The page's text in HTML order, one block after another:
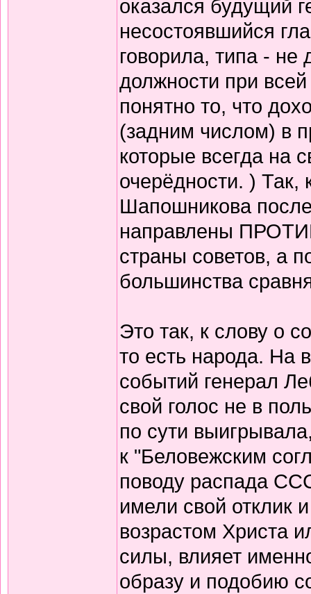
оказался будущий
несостоявшийся
говорила, типа - не
должности при
понятно то, что
(задним числом) в
которые всегда на
очерёдности. ) Так,
Шапошникова
направлены
страны советов, а
большинства
Это так, к слову о
то есть народа. На
событий генерал
свой голос не в
по сути
к "Беловежским
поводу распада
имели свой отклик
возрастом Христа
силы, влияет
образу и подобию